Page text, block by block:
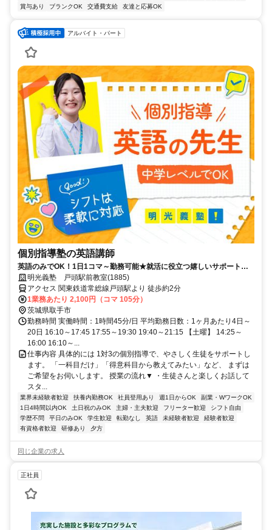
賞与あり
ブランクOK 交通費支給 友達と応募OK
アルバイト・パート
個別指導塾の英語講師
英語のみでOK！1日1コマ～勤務可能★就活に役立つ嬉しいサポートも
◎ミドル・シニアも活躍中
明光義塾 戸頭駅前教室(1885)
アクセス 関東鉄道常総線戸頭駅より 徒歩約2分
1業務あたり 2,100円（コマ 105分）
茨城県取手市
勤務時間 実働時間：1時間45分/日 平均勤務日数：1ヶ月あたり4日～
20日 16:10～17:45 17:55～19:30 19:40～21:15 【土曜】 14:25～
16:00 16:10～...
仕事内容 具体的には 1対3の個別指導で、やさしく生徒をサポートし
ます。 「一科目だけ」「得意科目から教えてみたい」など、 まずは
ご希望をお伺いします。 授業の流れ▼ ・生徒さんと楽しくお話して
スタ...
業界未経験者歓迎 扶養内勤務OK 社員登用あり 週1日からOK
副業・WワークOK
1日4時間以内OK
土日祝のみOK 主婦・主夫歓迎 フリーター歓迎
シフト自由
学歴不問
平日のみOK 学生歓迎 転勤なし 英語 未経験者歓迎
経験者歓迎
有資格者歓迎
研修あり 夕方
同じ企業の求人
正社員